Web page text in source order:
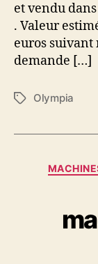
et vendu
. Valeur
euros suivant
demande […]
Étiquettes
Olympia